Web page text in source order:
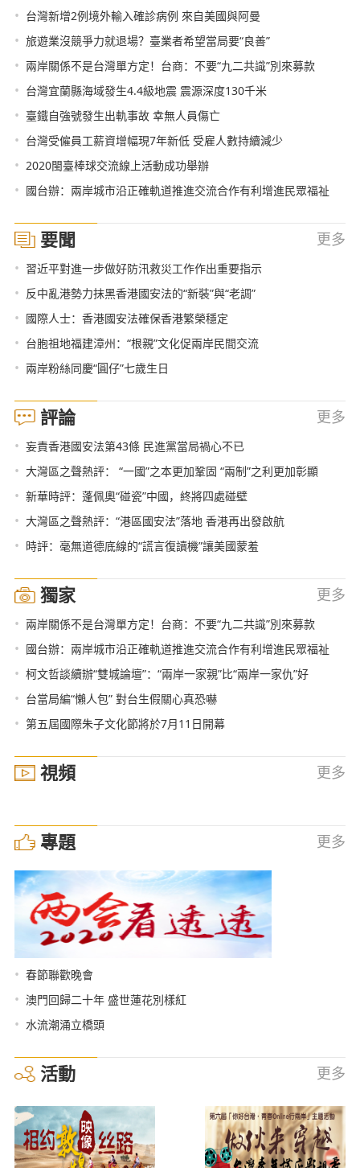
• 台灣新增2例境外輸入確診病例 來自美國與阿曼
• 旅遊業沒競爭力就退場？臺業者希望當局要“良善”
• 兩岸關係不是台灣單方定！台商：不要“九二共識”別來募款
• 台灣宜蘭縣海域發生4.4級地震 震源深度130千米
• 臺鐵自強號發生出軌事故 幸無人員傷亡
• 台灣受僱員工薪資增幅現7年新低 受雇人數持續減少
• 2020閩臺棒球交流線上活動成功舉辦
• 國台辦：兩岸城市沿正確軌道推進交流合作有利增進民眾福祉
要聞 更多
• 習近平對進一步做好防汛救災工作作出重要指示
• 反中亂港勢力抹黑香港國安法的“新裝”與“老調”
• 國際人士：香港國安法確保香港繁榮穩定
• 台胞祖地福建漳州：“根親”文化促兩岸民間交流
• 兩岸粉絲同慶“圓仔”七歲生日
評論 更多
• 妄責香港國安法第43條 民進黨當局禍心不已
• 大灣區之聲熱評： “一國”之本更加鞏固 “兩制”之利更加彰顯
• 新華時評：蓬佩奧“碰瓷”中國，終將四處碰壁
• 大灣區之聲熱評：“港區國安法”落地 香港再出發啟航
• 時評：毫無道德底線的“謊言復讀機”讓美國蒙羞
獨家 更多
• 兩岸關係不是台灣單方定！台商：不要“九二共識”別來募款
• 國台辦：兩岸城市沿正確軌道推進交流合作有利增進民眾福祉
• 柯文哲談續辦“雙城論壇”：“兩岸一家親”比“兩岸一家仇”好
• 台當局編“懶人包” 對台生假關心真恐嚇
• 第五屆國際朱子文化節將於7月11日開幕
視頻 更多
專題 更多
• 春節聯歡晚會
• 澳門回歸二十年 盛世蓮花別樣紅
• 水流潮涌立橋頭
活動 更多